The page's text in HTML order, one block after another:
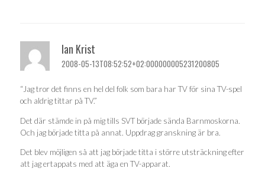
Ian Krist
2008-05-13T08:52:52+02:000000005231200805
“Jag tror det finns en hel del folk som bara har TV för sina TV-spel
och aldrig tittar på TV.”
Det där stämde in på mig tills SVT började sända Barnmoskorna.
Och jag började titta på annat. Uppdrag granskning är bra.
Det blev möjligen så att jag började titta i större utsträckning efter
att jag ertappats med att äga en TV-apparat.